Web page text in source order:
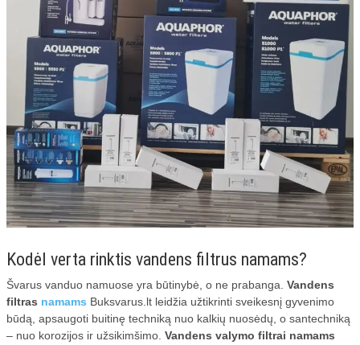
BIO BAKTERIJOS
AUTOMOBILIO DRAUDIMAS
Kodėl verta rinktis vandens filtrus namams?
Švarus vanduo namuose yra būtinybė, o ne prabanga. Vandens
filtras namams Buksvarus.lt leidžia užtikrinti sveikesnį gyvenimo
būdą, apsaugoti buitinę techniką nuo kalkių nuosėdų, o santechniką
– nuo korozijos ir užsikimšimo. Vandens valymo filtrai namams